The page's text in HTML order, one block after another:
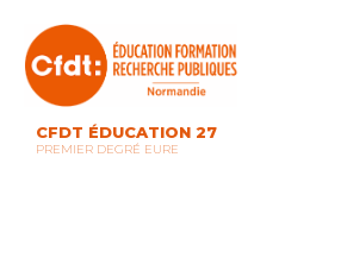
content
CFDT ÉDUCATION 27
PREMIER DEGRÉ EURE